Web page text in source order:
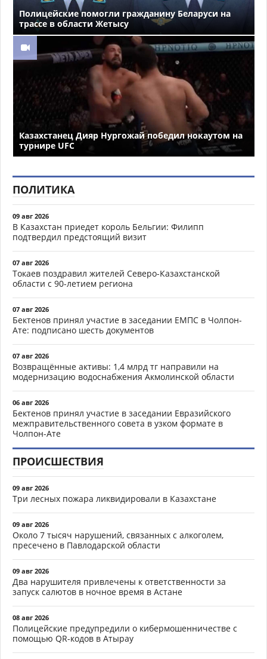
Полицейские помогли гражданину Беларуси на
трассе в области Жетысу
Казахстанец Дияр Нургожай победил нокаутом на
турнире UFC
ПОЛИТИКА
09 авг 2026
В Казахстан приедет король Бельгии: Филипп
подтвердил предстоящий визит
07 авг 2026
Токаев поздравил жителей Северо-Казахстанской
области с 90-летием региона
07 авг 2026
Бектенов принял участие в заседании ЕМПС в Чолпон-
Ате: подписано шесть документов
07 авг 2026
Возвращённые активы: 1,4 млрд тг направили на
модернизацию водоснабжения Акмолинской области
06 авг 2026
Бектенов принял участие в заседании Евразийского
межправительственного совета в узком формате в
Чолпон-Ате
ПРОИСШЕСТВИЯ
09 авг 2026
Три лесных пожара ликвидировали в Казахстане
09 авг 2026
Около 7 тысяч нарушений, связанных с алкоголем,
пресечено в Павлодарской области
09 авг 2026
Два нарушителя привлечены к ответственности за
запуск салютов в ночное время в Астане
08 авг 2026
Полицейские предупредили о кибермошенничестве с
помощью QR-кодов в Атырау